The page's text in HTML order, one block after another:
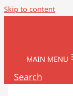
Skip to content
MAIN MENU
Search